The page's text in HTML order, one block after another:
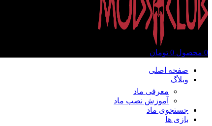
0 محصول 0 تومان
صفحه اصلی
وبلاگ
معرفی ماد
آموزش نصب ماد
جستجوی ماد
بازی ها